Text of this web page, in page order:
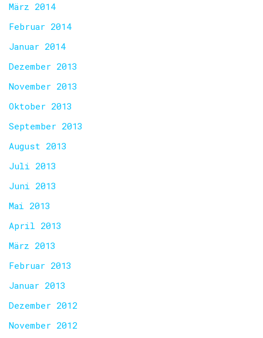
März 2014
Februar 2014
Januar 2014
Dezember 2013
November 2013
Oktober 2013
September 2013
August 2013
Juli 2013
Juni 2013
Mai 2013
April 2013
März 2013
Februar 2013
Januar 2013
Dezember 2012
November 2012